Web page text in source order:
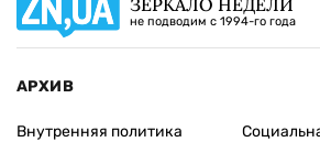
не подводим с 1994-го года
АРХИВ
Внутренняя политика